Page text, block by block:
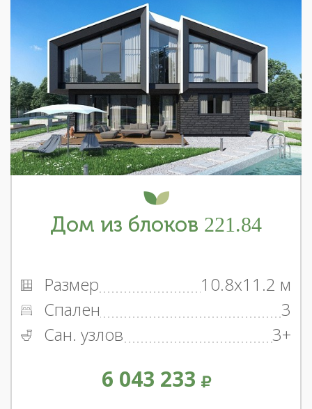
Дом из блоков 221.84
Размер
10.8x11.2 м
Спален
3
Сан. узлов
3+
6 043 233